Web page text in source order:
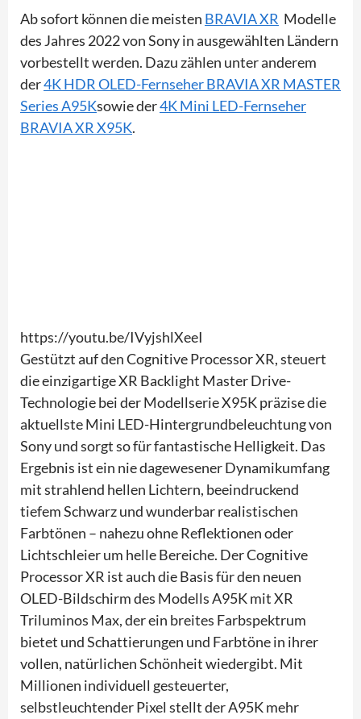
Ab sofort können die meisten BRAVIA XR Modelle
des Jahres 2022 von Sony in ausgewählten Ländern
vorbestellt werden. Dazu zählen unter anderem
der4K HDR OLED-Fernseher BRAVIA XR MASTER
Series A95Ksowie der4K Mini LED-Fernseher
BRAVIA XR X95K.
https://youtu.be/IVyjshlXeeI
Gestützt auf den Cognitive Processor XR, steuert
die einzigartige XR Backlight Master Drive-
Technologie bei der Modellserie X95K präzise die
aktuellste Mini LED-Hintergrundbeleuchtung von
Sony und sorgt so für fantastische Helligkeit. Das
Ergebnis ist ein nie dagewesener Dynamikumfang
mit strahlend hellen Lichtern, beeindruckend
tiefem Schwarz und wunderbar realistischen
Farbtönen – nahezu ohne Reflektionen oder
Lichtschleier um helle Bereiche. Der Cognitive
Processor XR ist auch die Basis für den neuen
OLED-Bildschirm des Modells A95K mit XR
Triluminos Max, der ein breites Farbspektrum
bietet und Schattierungen und Farbtöne in ihrer
vollen, natürlichen Schönheit wiedergibt. Mit
Millionen individuell gesteuerter,
selbstleuchtender Pixel stellt der A95K mehr